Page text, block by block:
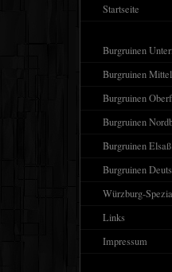
Startseite
Burgruinen
Burgruinen
Burgruinen
Burgruinen
Burgruinen Elsaß
Burgruinen
Würzburg-
Links
Impressum